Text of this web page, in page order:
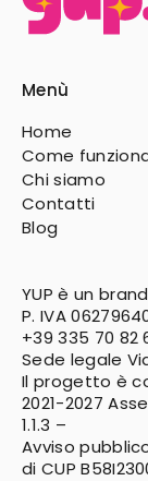
Menù
Home
Come
Chi siamo
Contatti
Blog
YUP è un
P. IVA
+39 335 70 82
Sede legale
Il progetto è
2021-2027
1.1.3 –
Avviso
di CUP